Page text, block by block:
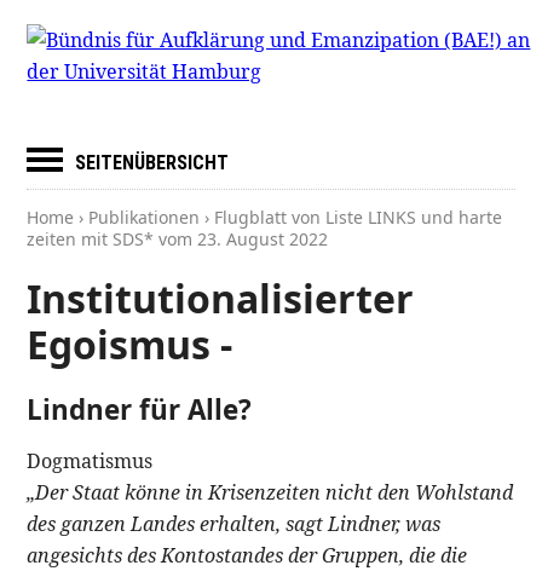
SEITENÜBERSICHT
Home › Publikationen › Flugblatt von Liste LINKS und harte
zeiten mit SDS* vom23. August 2022
Institutionalisierter
Egoismus -
Lindner für Alle?
Dogmatismus
„Der Staat könne in Krisenzeiten nicht den Wohlstand
des ganzen Landes erhalten, sagt Lindner, was
angesichts des Kontostandes der Gruppen, die die